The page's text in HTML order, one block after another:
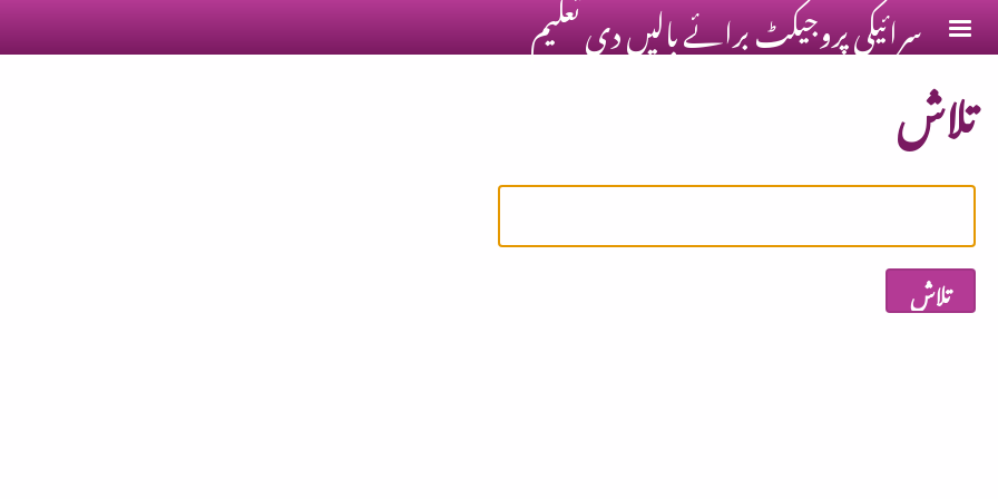
Skip to main content
سرائیکی پروجیکٹ برائے ٻالیں دی تعلیم
تلاش